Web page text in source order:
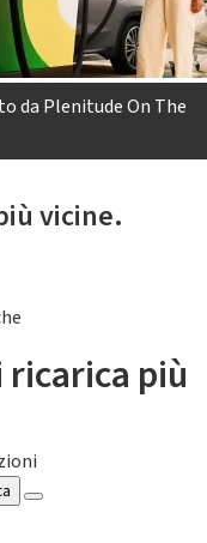
da Plenitude On The
vicine.
più